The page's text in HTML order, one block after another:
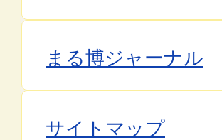
まる博ジャーナル
サイトマップ